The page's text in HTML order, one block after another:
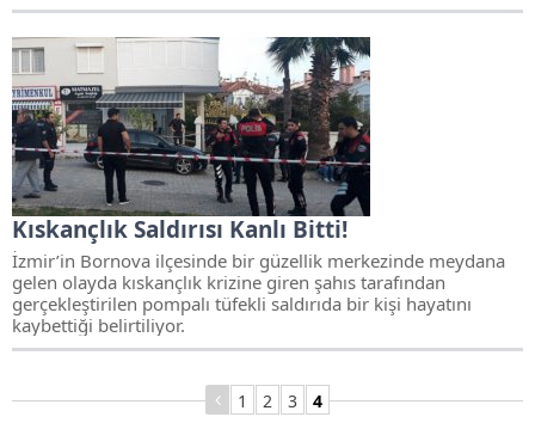
Kıskançlık Saldırısı Kanlı Bitti!
İzmir’in Bornova ilçesinde bir güzellik merkezinde meydana
gelen olayda kıskançlık krizine giren şahıs tarafından
gerçekleştirilen pompalı tüfekli saldırıda bir kişi hayatını
kaybettiği belirtiliyor.
1 2 3 4